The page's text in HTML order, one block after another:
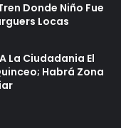
Donde Niño Fue
Locas
La Ciudadania El
Habrá Zona